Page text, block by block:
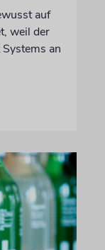
auf
weil der
an